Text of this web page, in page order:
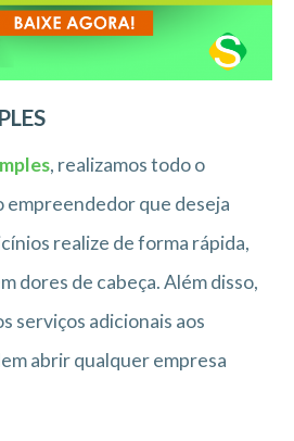
, realizamos todo o
empreendedor que deseja
realize de forma rápida,
dores de cabeça. Além disso,
serviços adicionais aos
abrir qualquer empresa